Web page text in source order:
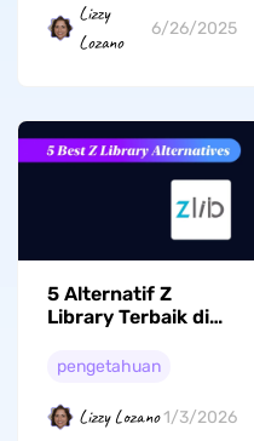
Lizzy
Lozano
6/26/2025
5 Alternatif Z
Library Terbaik di
pengetahuan
Lizzy Lozano1/3/2026